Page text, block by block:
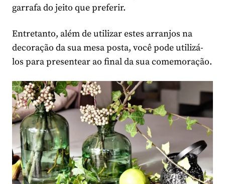
garrafa do jeito que preferir.
Entretanto, além de utilizar estes arranjos na
decoração da sua mesa posta, você pode utilizá-
los para presentear ao final da sua comemoração.